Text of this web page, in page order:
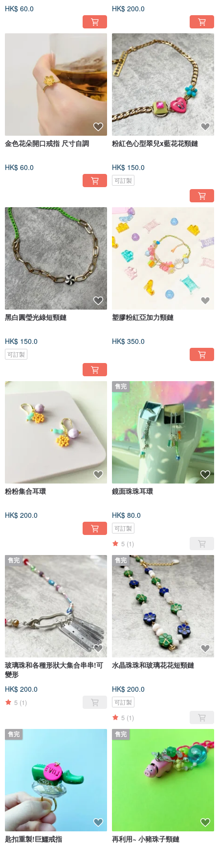
HK$ 60.0 HK$ 200.0
金色花朵開口戒指 尺寸自調
HK$ 60.0
粉紅色心型翠兒x藍花花頸鏈
HK$ 150.0
可訂製
黑白圓瑩光綠短頸鏈
HK$ 150.0
可訂製
塑膠粉紅亞加力頸鏈
HK$ 350.0
粉粉集合耳環
HK$ 200.0
售完
鏡面珠珠耳環
HK$ 80.0
可訂製
5 (1)
售完
玻璃珠和各種形狀大集合串串!可
變形
HK$ 200.0
5 (1)
售完
水晶珠珠和玻璃花花短頸鏈
HK$ 200.0
可訂製
5 (1)
售完
匙扣重製!巨鱷戒指
售完
再利用~ 小豬珠子頸鏈